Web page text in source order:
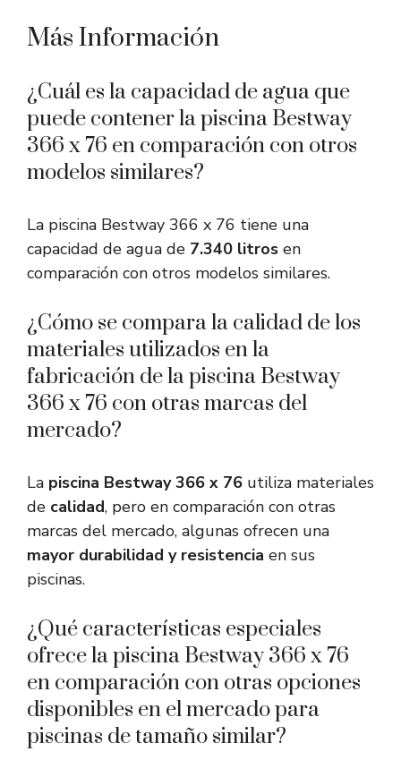
Más Información
¿Cuál es la capacidad de agua que
puede contener la piscina Bestway
366 x 76 en comparación con otros
modelos similares?
La piscina Bestway 366 x 76 tiene una
capacidad de agua de 7.340 litros en
comparación con otros modelos similares.
¿Cómo se compara la calidad de los
materiales utilizados en la
fabricación de la piscina Bestway
366 x 76 con otras marcas del
mercado?
La piscina Bestway 366 x 76 utiliza materiales
de calidad, pero en comparación con otras
marcas del mercado, algunas ofrecen una
mayor durabilidad y resistencia en sus
piscinas.
¿Qué características especiales
ofrece la piscina Bestway 366 x 76
en comparación con otras opciones
disponibles en el mercado para
piscinas de tamaño similar?